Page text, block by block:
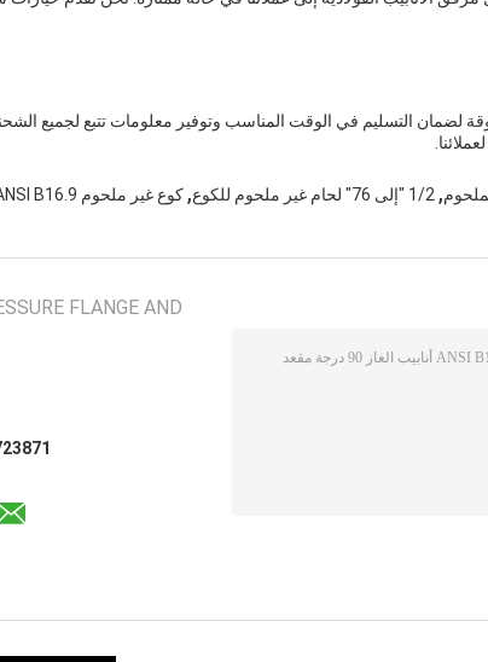
التسليم في الوقت المناسب وتوفير معلومات تتبع لجميع
, 1/2 "إلى 76" لحام غير ملحوم للكوع , كوع غير ملحوم ANSI B16.9
FLANGE AND